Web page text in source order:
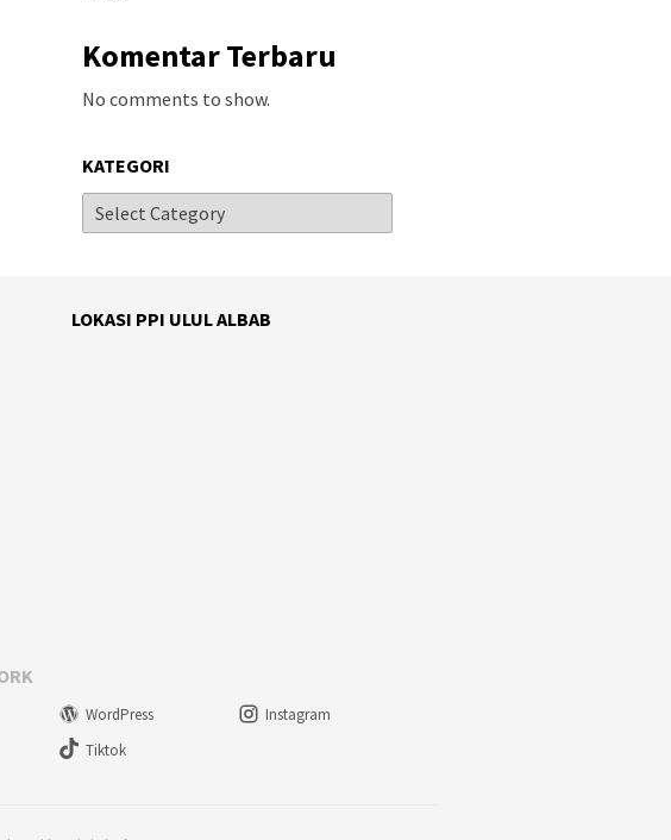
Komentar Terbaru
No comments to show.
KATEGORI
LOKASI PPI ULUL ALBAB
WordPress
Instagram
Tiktok